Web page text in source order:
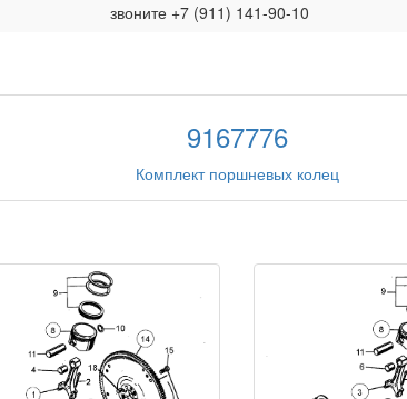
звоните +7 (911) 141-90-10
9167776
Комплект поршневых колец